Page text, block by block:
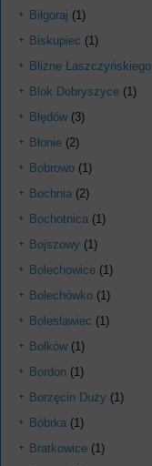
Biłgoraj (1)
Biskupiec (1)
Blizne Łaszczyńskiego
Blok Dobryszyce (1)
Błędów (3)
Błonie (2)
Bobrowo (1)
Bochnia (2)
Bochotnica (1)
Bojszowy (1)
Bolechowice (1)
Bolechówko (1)
Bolesławiec (1)
Bolków (1)
Bordon (1)
Borzęcin Duży (1)
Bóbrka (1)
Bratkowice (1)